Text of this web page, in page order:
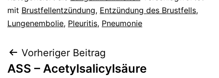
mit Brustfellentzündung, Entzündung des Brustfells,
Lungenembolie, Pleuritis, Pneumonie
Beitragsnavigation
Vorheriger Beitrag
ASS – Acetylsalicylsäure